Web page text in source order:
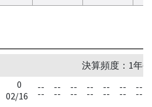
決算頻度：1年
0
02/16
--
--
--
--
--
--
--
--
--
--
--
--
--
--